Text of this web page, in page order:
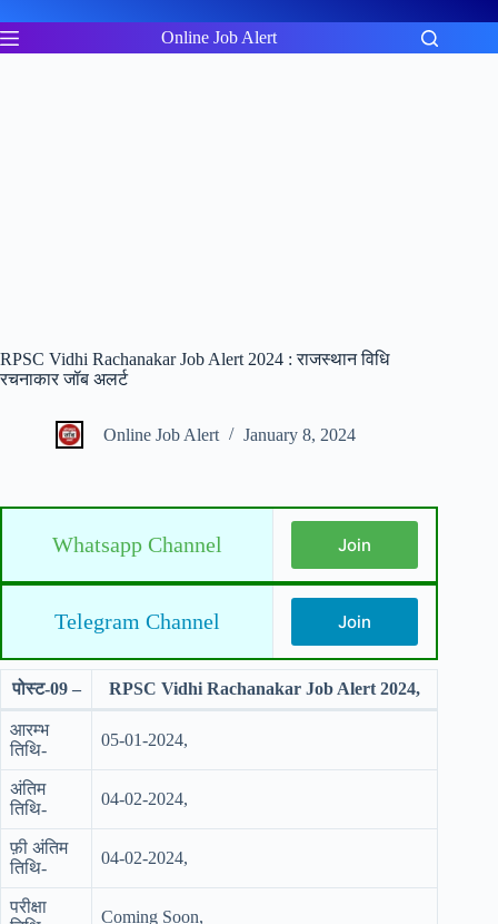
to
content
Online Job Alert
RPSC Vidhi Rachanakar Job Alert 2024 : राजस्थान विधि
रचनाकार जॉब अलर्ट
Online Job Alert January 8, 2024
Whatsapp Channel Join
Telegram Channel Join
पोस्ट-09 – RPSC Vidhi Rachanakar Job Alert 2024,
आरम्भ
तिथि-
05-01-2024,
अंतिम
तिथि-
04-02-2024,
फ़ी अंतिम
तिथि-
04-02-2024,
परीक्षा
Coming Soon,